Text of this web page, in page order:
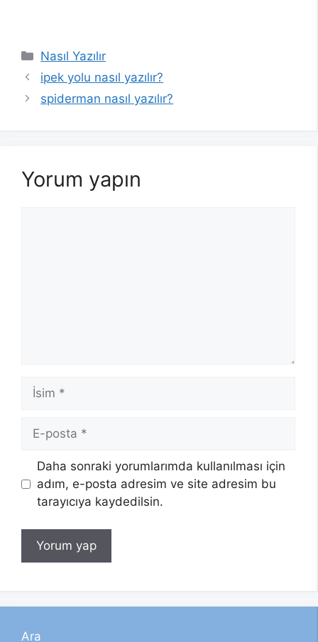
Kategoriler
Nasıl Yazılır
ipek yolu nasıl yazılır?
spiderman nasıl yazılır?
Yorum yapın
İsim
posta
Daha sonraki yorumlarımda kullanılması için
adım, e-posta adresim ve site adresim bu
tarayıcıya kaydedilsin.
Ara